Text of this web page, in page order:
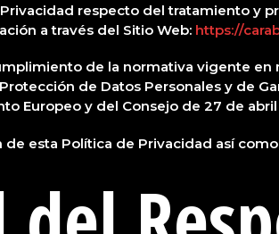
respecto del tratamiento y
a través del Sitio Web: https://
de la normativa vigente
de Datos Personales y de
Europeo y del Consejo de 27 de
esta Política de Privacidad así